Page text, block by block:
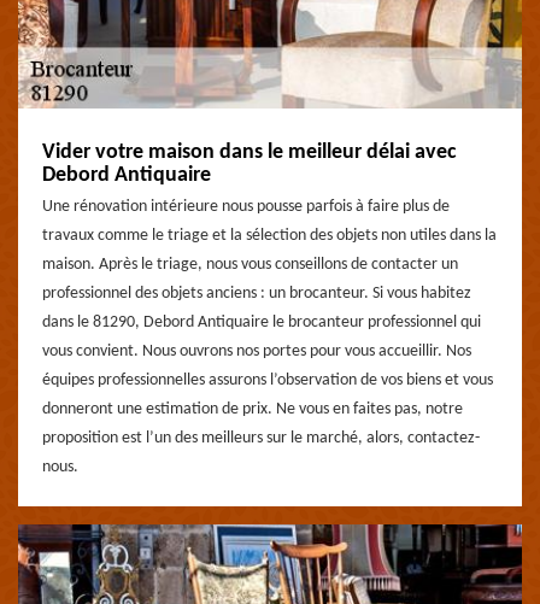
Vider votre maison dans le meilleur délai avec
Debord Antiquaire
Une rénovation intérieure nous pousse parfois à faire plus de
travaux comme le triage et la sélection des objets non utiles dans la
maison. Après le triage, nous vous conseillons de contacter un
professionnel des objets anciens : un brocanteur. Si vous habitez
dans le 81290, Debord Antiquaire le brocanteur professionnel qui
vous convient. Nous ouvrons nos portes pour vous accueillir. Nos
équipes professionnelles assurons l’observation de vos biens et vous
donneront une estimation de prix. Ne vous en faites pas, notre
proposition est l’un des meilleurs sur le marché, alors, contactez-
nous.